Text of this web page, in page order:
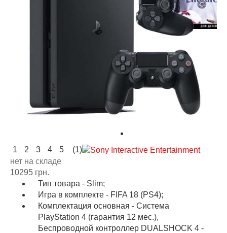
1 2 3 4 5
(1)
нет на складе
10295 грн.
Тип товара - Slim;
Игра в комплекте - FIFA 18 (PS4);
Комплектация основная - Система
PlayStation 4 (гарантия 12 мес.),
Беспроводной контроллер DUALSHOCK 4 -